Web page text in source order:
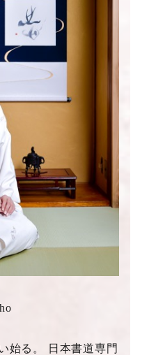
始る。 日本書道専門